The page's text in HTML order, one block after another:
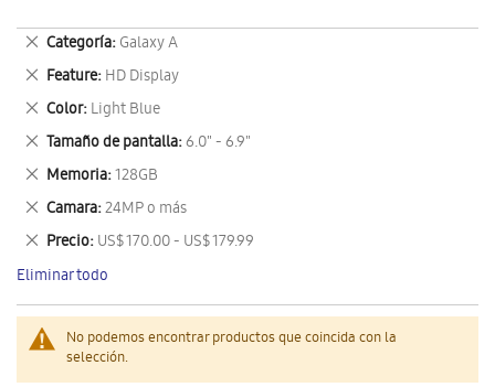
No podemos encontrar productos que coincida con la
selección.
Categoría Galaxy A
Eliminar
este
artículo
Feature HD Display
Eliminar
este
artículo
Color Light Blue
Eliminar
este
artículo
Tamaño de pantalla 6.0" - 6.9"
Eliminar
este
artículo
Memoria 128GB
Eliminar
este
artículo
Camara 24MP o más
Eliminar
este
artículo
Precio US$ 170.00 - US$ 179.99
Eliminar
este
artículo
Eliminar todo